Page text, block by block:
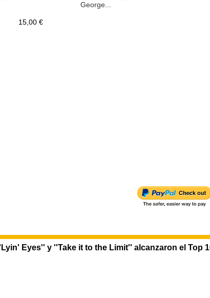
George...
15,00 €
Eyes'' y ''Take it to the Limit'' alcanzaron el Top